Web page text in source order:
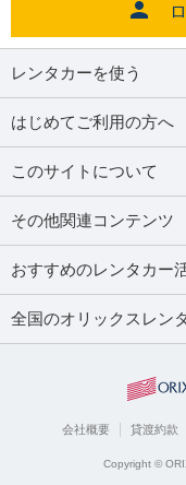
レンタカーを使う
はじめてご利用の方へ
このサイトについて
その他関連コンテンツ
おすすめのレンタカー
全国のオリックスレン
会社概要 貸渡約款
Copyright ©